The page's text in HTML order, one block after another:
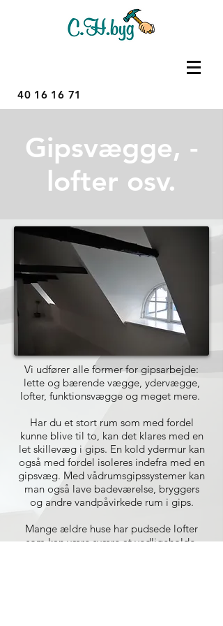
40 16 16 71
Gipsvægge, -
lofter osv.
Vi udfører alle former for gipsarbejde:
lette og bærende vægge, ydervægge,
lofter, funktionsvægge og meget mere.
Har du et stort rum som med fordel
kunne blive til to, kan det klares med en
let skillevæg i gips. En kold ydermur kan
også med fordel isoleres indefra med en
gipsvæg. Med vådrumsgipssystemer kan
man også lave badeværelse, bryggers
og andre vandpåvirkede rum i gips.
Mange ældre huse har pudsede lofter
som kan være svære at vedligeholde.